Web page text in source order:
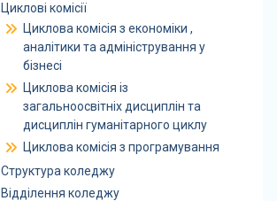
Циклові комісії
Циклова комісія з економіки ,
аналітики та адміністрування у
бізнесі
Циклова комісія із
загальноосвітніх дисциплін та
дисциплін гуманітарного циклу
Циклова комісія з програмування
Структура коледжу
Відділення коледжу